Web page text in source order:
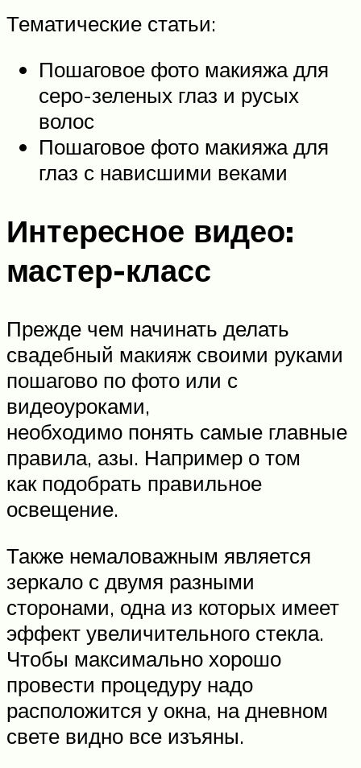
Тематические статьи:
Пошаговое фото макияжа для
серо-зеленых глаз и русых
волос
Пошаговое фото макияжа для
глаз с нависшими веками
Интересное видео:
мастер-класс
Прежде чем начинать делать
свадебный макияж своими руками
пошагово по фото или с
видеоуроками,
необходимо понять самые главные
правила, азы. Например о том
как подобрать правильное
освещение.
Также немаловажным является
зеркало с двумя разными
сторонами, одна из которых имеет
эффект увеличительного стекла.
Чтобы максимально хорошо
провести процедуру надо
расположится у окна, на дневном
свете видно все изъяны.